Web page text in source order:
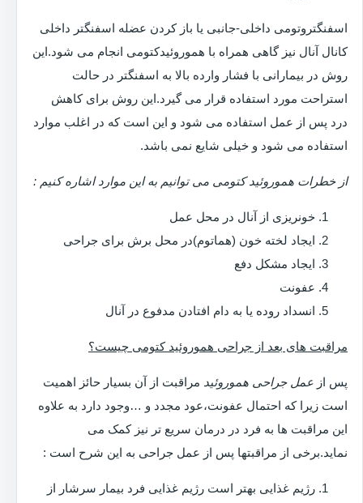
اسفنگتروتومی داخلی-جانبی یا باز کردن عضله اسفنگتر داخلی
کانال آنال نیز گاهی همراه با هموروئیدکتومی انجام می شود.این
روش در بیمارانی با فشار وارده بالا به اسفنگتر در حالت
استراحت مورد استفاده قرار می گیرد.این روش برای کاهش
درد پس از عمل استفاده می شود و این است که در اغلب موارد
استفاده می شود و خیلی شایع نمی باشد.
از خطرات هموروئید کتومی می توانیم به این موارد اشاره کنیم :
خونریزی از آنال در محل عمل
ایجاد لخته خون (هماتوم)در محل برش برای جراحی
ایجاد مشکل دفع
عفونت
انسداد روده یا به دام افتادن مدفوع در آنال
مراقبت های بعد از جراحی هموروئید کتومی چیست؟
پس از عمل جراحی هموروئید مراقبت از آن بسیار حائز اهمیت
است زیرا که احتمال عفونت،عود مجدد و …وجود دارد به علاوه
این مراقبت ها به فرد در درمان سریع تر نیز کمک می
نماید.برخی از مراقبتها پس از عمل جراحی به این شرح است :
رژیم غذایی بهتر است رژیم غذایی فرد بیمار سرشار از